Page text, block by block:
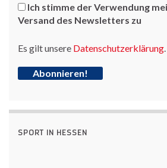
Ich stimme der Verwendung
Versand des Newsletters zu
Es gilt unsere Datenschutzerklärung.
SPORT IN HESSEN